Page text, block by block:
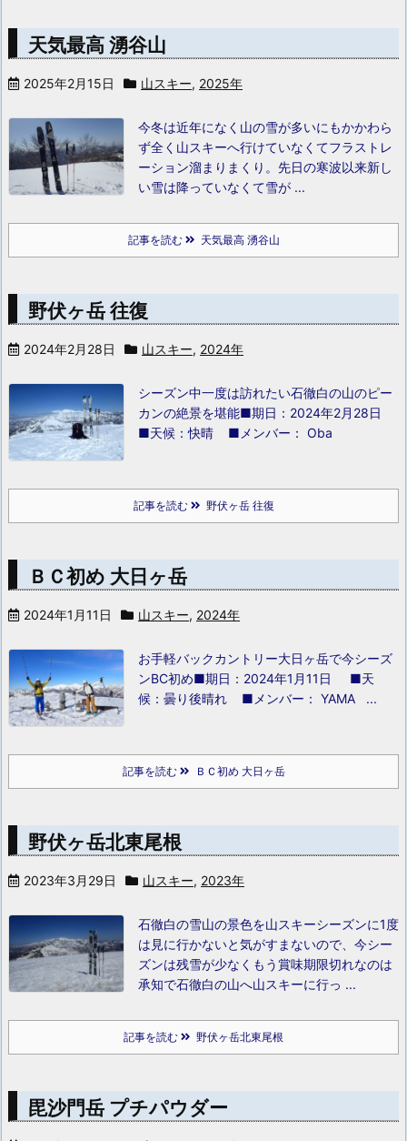
天気最高 湧谷山
2025年2月15日 山スキー, 2025年
今冬は近年になく山の雪が多いにもかかわら
ず全く山スキーへ行けていなくてフラストレ
ーション溜まりまくり。 先日の寒波以来新し
い雪は降っていなくて雪が ...
記事を読む 天気最高 湧谷山
野伏ヶ岳 往復
2024年2月28日 山スキー, 2024年
シーズン中一度は訪れたい石徹白の山のピー
カンの絶景を堪能■期日：2024年2月28日
■天候：快晴 ■メンバー： Oba
記事を読む 野伏ヶ岳 往復
ＢＣ初め 大日ヶ岳
2024年1月11日 山スキー, 2024年
お手軽バックカントリー大日ヶ岳で今シーズ
ンBC初め■期日：2024年1月11日 ■天
候：曇り後晴れ ■メンバー： YAMA ...
記事を読む ＢＣ初め 大日ヶ岳
野伏ヶ岳北東尾根
2023年3月29日 山スキー, 2023年
石徹白の雪山の景色を山スキーシーズンに1度
は見に行かないと気がすまないので、今シー
ズンは残雪が少なくもう賞味期限切れなのは
承知で石徹白の山へ山スキーに行っ ...
記事を読む 野伏ヶ岳北東尾根
毘沙門岳 プチパウダー